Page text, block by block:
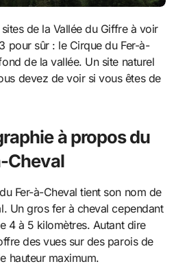
pour sûr : le Cirque du Fer-à-
de la vallée. Un site naturel
devez de voir si vous êtes de
à propos du
Cheval
Fer-à-Cheval tient son nom de
Un gros fer à cheval cependant
4 à 5 kilomètres. Autant dire
des vues sur des parois de
hauteur maximum.